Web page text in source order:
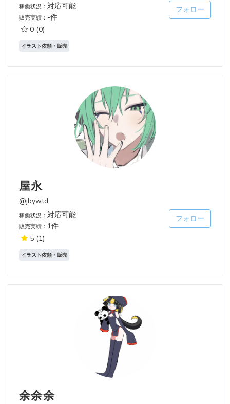
稼働状況： 対応可能
販売実績： -件
0 (0)
フォロー
イラスト依頼・販売
屋永
@jbywtd
稼働状況： 対応可能
販売実績： 1件
5 (1)
フォロー
イラスト依頼・販売
余余余